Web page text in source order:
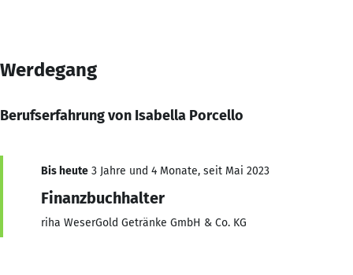
Werdegang
Berufserfahrung von Isabella Porcello
Bis heute 3 Jahre und 4 Monate, seit Mai 2023
Finanzbuchhalter
riha WeserGold Getränke GmbH & Co. KG